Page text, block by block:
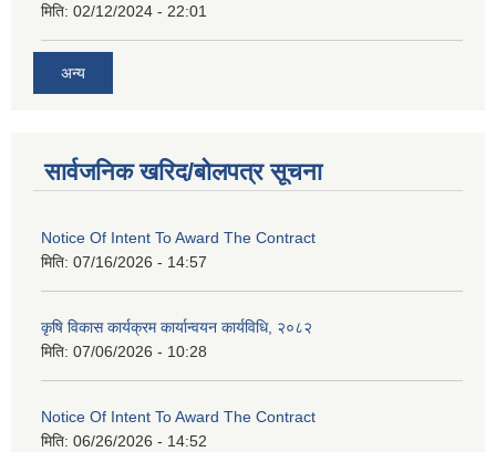
मिति: 02/12/2024 - 22:01
अन्य
सार्वजनिक खरिद/बोलपत्र सूचना
Notice Of Intent To Award The Contract
मिति: 07/16/2026 - 14:57
कृषि विकास कार्यक्रम कार्यान्वयन कार्यविधि, २०८२
मिति: 07/06/2026 - 10:28
Notice Of Intent To Award The Contract
मिति: 06/26/2026 - 14:52